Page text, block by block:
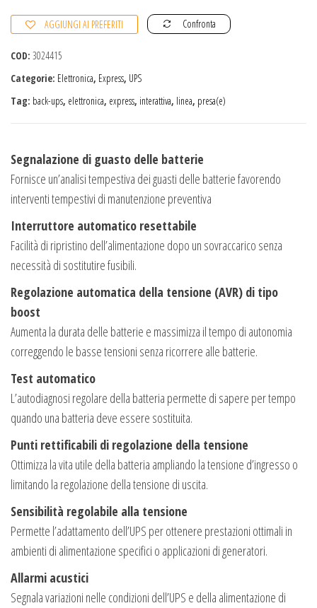
5
AGGIUNGI AI PREFERITI Confronta
COD: 3024415
Categorie: Elettronica, Express, UPS
Tag: back-ups, elettronica, express, interattiva, linea, presa(e)
Segnalazione di guasto delle batterie
Fornisce un’analisi tempestiva dei guasti delle batterie favorendo
interventi tempestivi di manutenzione preventiva
Interruttore automatico resettabile
Facilità di ripristino dell’alimentazione dopo un sovraccarico senza
necessità di sostitutire fusibili.
Regolazione automatica della tensione (AVR) di tipo
boost
Aumenta la durata delle batterie e massimizza il tempo di autonomia
correggendo le basse tensioni senza ricorrere alle batterie.
Test automatico
L’autodiagnosi regolare della batteria permette di sapere per tempo
quando una batteria deve essere sostituita.
Punti rettificabili di regolazione della tensione
Ottimizza la vita utile della batteria ampliando la tensione d’ingresso o
limitando la regolazione della tensione di uscita.
Sensibilità regolabile alla tensione
Permette l’adattamento dell’UPS per ottenere prestazioni ottimali in
ambienti di alimentazione specifici o applicazioni di generatori.
Allarmi acustici
Segnala variazioni nelle condizioni dell’UPS e della alimentazione di